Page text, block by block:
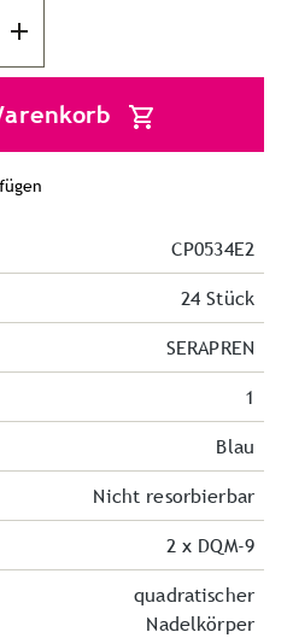
CP0534E2
24 Stück
SERAPREN
1
Blau
Nicht resorbierbar
2 x DQM-9
quadratischer
Nadelkörper